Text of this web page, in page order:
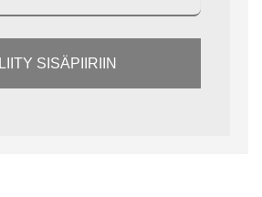
LIITY SISÄPIIRIIN